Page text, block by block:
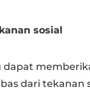
sosial
dapat
dari tekanan